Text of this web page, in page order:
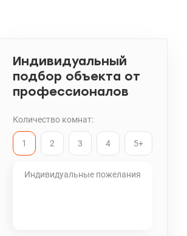
Индивидуальный
подбор объекта от
профессионалов
Количество комнат:
1 2 3 4 5+